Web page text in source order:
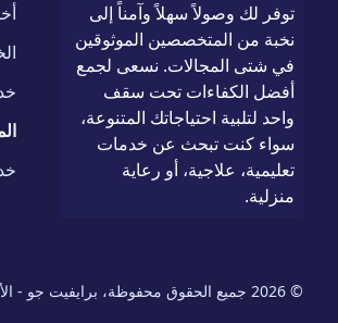
توفر لك وصولاً سهلاً وآمناً إلى
نخبة من المتخصصين الموثوقين
في شتى المجالات. نسعى لجمع
أفضل الكفاءات تحت سقف
واحد لتلبية احتياجاتك المتنوعة،
سواء كنت تبحث عن خدمات
تعليمية، علاجية، أو رعاية
منزلية.
© 2026 جميع الحقوق محفوظة، برايفيت جو - الأردن.